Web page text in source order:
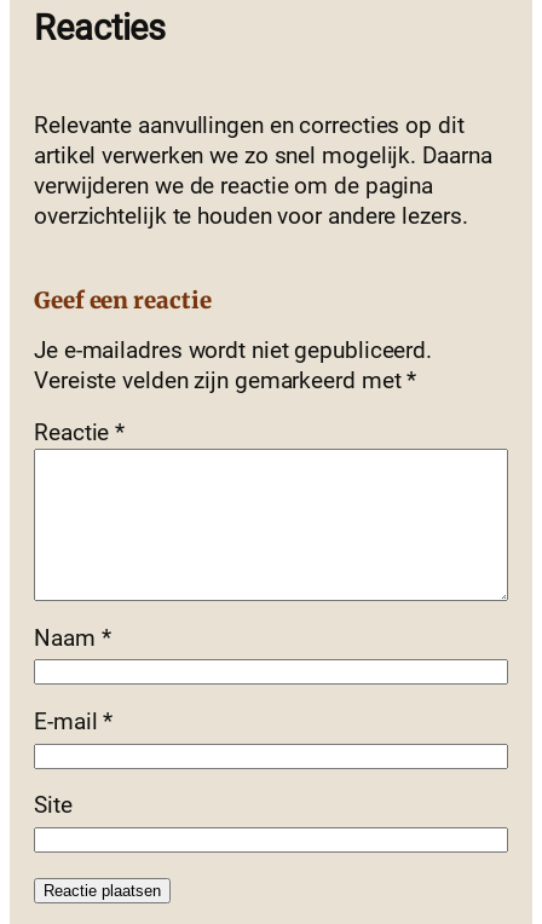
Reacties
Relevante aanvullingen en correcties op dit
artikel verwerken we zo snel mogelijk. Daarna
verwijderen we de reactie om de pagina
overzichtelijk te houden voor andere lezers.
Geef een reactie
Je e-mailadres wordt niet gepubliceerd.
Vereiste velden zijn gemarkeerd met*
Reactie*
Naam *
E-mail*
Site